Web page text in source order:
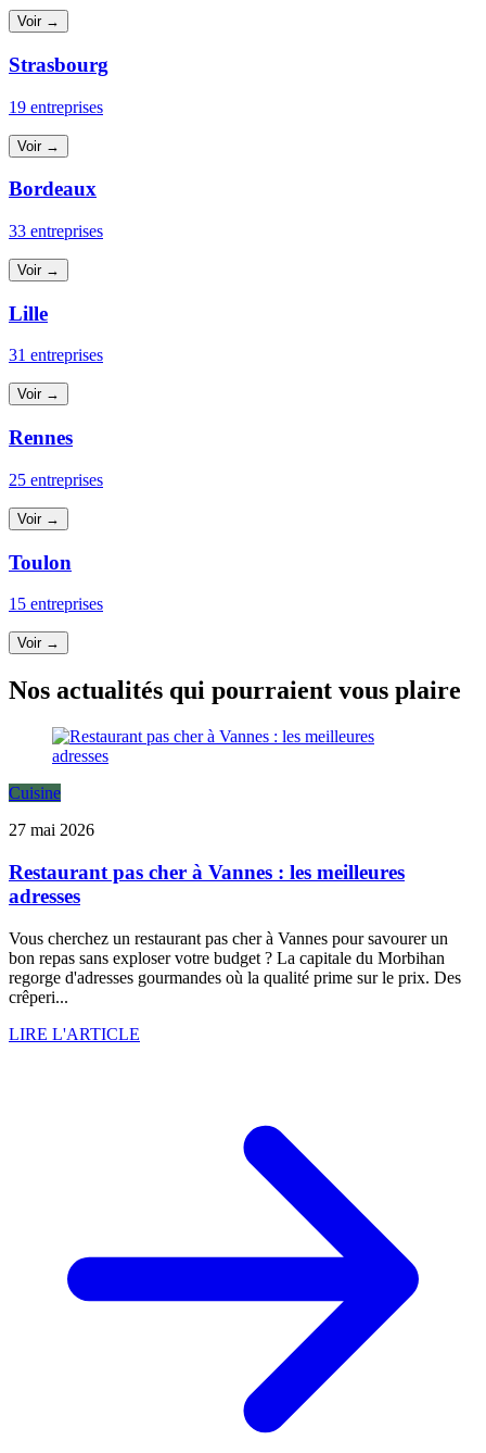
Voir →
Strasbourg
19 entreprises
Voir →
Bordeaux
33 entreprises
Voir →
Lille
31 entreprises
Voir →
Rennes
25 entreprises
Voir →
Toulon
15 entreprises
Voir →
Nos actualités qui pourraient vous plaire
Cuisine
27 mai 2026
Restaurant pas cher à Vannes : les meilleures
adresses
Vous cherchez un restaurant pas cher à Vannes pour savourer un
bon repas sans exploser votre budget ? La capitale du Morbihan
regorge d'adresses gourmandes où la qualité prime sur le prix. Des
crêperi...
LIRE L'ARTICLE